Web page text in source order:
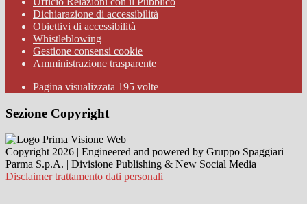
Dichiarazione di accessibilità
Obiettivi di accessibilità
Whistleblowing
Gestione consensi cookie
Amministrazione trasparente
Pagina visualizzata 195 volte
Sezione Copyright
Copyright 2026 | Engineered and powered by Gruppo Spaggiari
Parma S.p.A. | Divisione Publishing & New Social Media
Disclaimer trattamento dati personali